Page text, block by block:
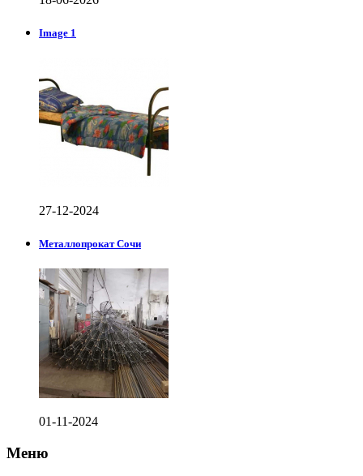
Image 1
27-12-2024
Металлопрокат Сочи
01-11-2024
Меню